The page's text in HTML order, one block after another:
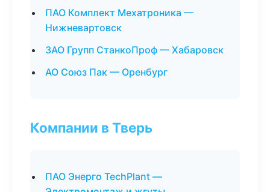
ПАО Комплект Мехатроника —
Нижневартовск
ЗАО Групп СтанкоПроф — Хабаровск
АО Союз Пак — Оренбург
Компании в Тверь
ПАО Энерго TechPlant —